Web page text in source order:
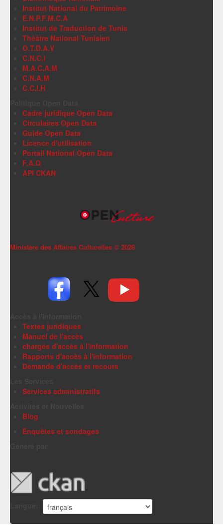
Institut National du Patrimoine
E.N.P.F.M.C.A
Institut de Traduction de Tunis
Théâtre National Tunisien
O.T.D.A.V
C.N.C.I
M.A.C.A.M
C.N.A.M
C.C.I.H
Cadre juridique Open Data
Circulaires Open Data
Guide Open Data
Licence d'utilisation
Portail National Open Data
F.A.Q
API CKAN
Ministère des Affaires Culturelles © 2026
Textes juridiques
Manuel de l'accès
chargés d'accès à l'information
Rapports d'accès à l'information
Demande d'accès et recours
Services administratifs
Blog
Enquêtes et sondages